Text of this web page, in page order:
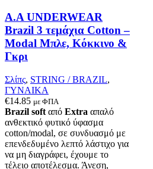
στη
σελίδα
του
προϊόντος
A.A UNDERWEAR
Brazil 3 τεμάχια Cotton –
Modal Μπλε, Κόκκινο &
Γκρι
Σλίπς, STRING / BRAZIL,
ΓΥΝΑΙΚΑ
€14.85 με ΦΠΑ
Brazil soft από Extra απαλό
ανθεκτικό φυτικό ύφασμα
cotton/modal, σε συνδυασμό με
επενδεδυμένο λεπτό λάστιχο για
να μη διαγράφει, έχουμε το
τέλειο αποτέλεσμα. Άνεση,